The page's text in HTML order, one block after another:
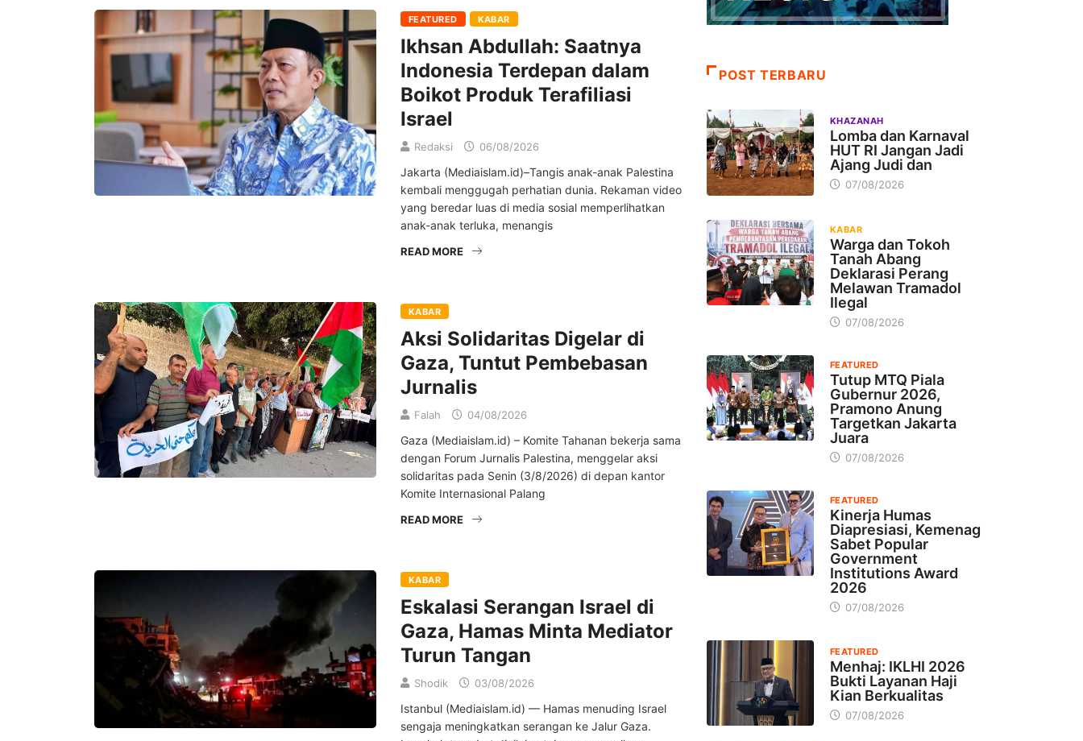
FEATURED KABAR
Ikhsan Abdullah: Saatnya
Indonesia Terdepan dalam
Boikot Produk Terafiliasi
Israel
Redaksi 06/08/2026
Jakarta (Mediaislam.id)–Tangis anak-anak Palestina
kembali menggugah perhatian dunia. Rekaman video
yang beredar luas di media sosial memperlihatkan
anak-anak terluka, menangis
READ MORE
KABAR
Aksi Solidaritas Digelar di
Gaza, Tuntut Pembebasan
Jurnalis
Falah 04/08/2026
Gaza (Mediaislam.id) – Komite Tahanan bekerja sama
dengan Forum Jurnalis Palestina, menggelar aksi
solidaritas pada Senin (3/8/2026) di depan kantor
Komite Internasional Palang
READ MORE
KABAR
Eskalasi Serangan Israel di
Gaza, Hamas Minta Mediator
Turun Tangan
Shodik 03/08/2026
Istanbul (Mediaislam.id) — Hamas menuding Israel
sengaja meningkatkan serangan ke Jalur Gaza.
POST TERBARU
KHAZANAH
Lomba dan Karnaval
HUT RI Jangan Jadi
Ajang Judi dan
07/08/2026
KABAR
Warga dan Tokoh
Tanah Abang
Deklarasi Perang
Melawan Tramadol
Ilegal
07/08/2026
FEATURED
Tutup MTQ Piala
Gubernur 2026,
Pramono Anung
Targetkan Jakarta
Juara
07/08/2026
FEATURED
Kinerja Humas
Diapresiasi, Kemenag
Sabet Popular
Government
Institutions Award
2026
07/08/2026
FEATURED
Menhaj: IKLHI 2026
Bukti Layanan Haji
Kian Berkualitas
07/08/2026